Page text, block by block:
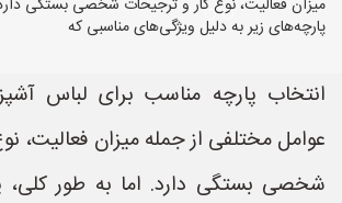
میزان فعالیت، نوع کار و ترجیحات شخصی بستگی
پارچه‌های زیر به دلیل ویژگی‌های مناسبی که
انتخاب پارچه مناسب برای لباس
عوامل مختلفی از جمله میزان فعالیت،
شخصی بستگی دارد. اما به طور کلی،